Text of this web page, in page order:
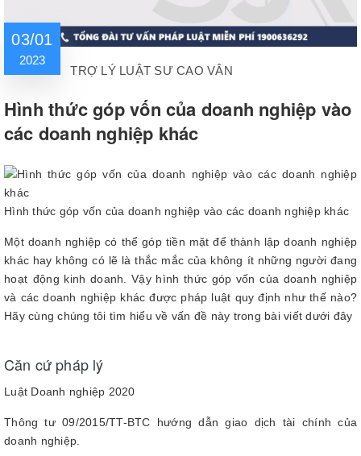
03/01
2023
TRỢ LÝ LUẬT SƯ CAO VÂN
Hình thức góp vốn của doanh nghiệp vào
các doanh nghiệp khác
Hình thức góp vốn của doanh nghiệp vào các doanh nghiệp khác
Một doanh nghiệp có thể góp tiền mặt để thành lập doanh nghiệp
khác hay không có lẽ là thắc mắc của không ít những người đang
hoạt động kinh doanh. Vậy hình thức góp vốn của doanh nghiệp
và các doanh nghiệp khác được pháp luật quy định như thế nào?
Hãy cùng chúng tôi tìm hiểu về vấn đề này trong bài viết dưới đây
Căn cứ pháp lý
Luật Doanh nghiệp 2020
Thông tư 09/2015/TT-BTC hướng dẫn giao dịch tài chính của
doanh nghiệp.